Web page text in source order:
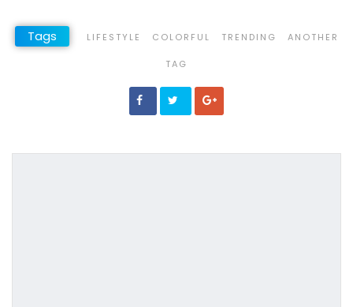
Tags LIFESTYLE COLORFUL TRENDING ANOTHER
TAG